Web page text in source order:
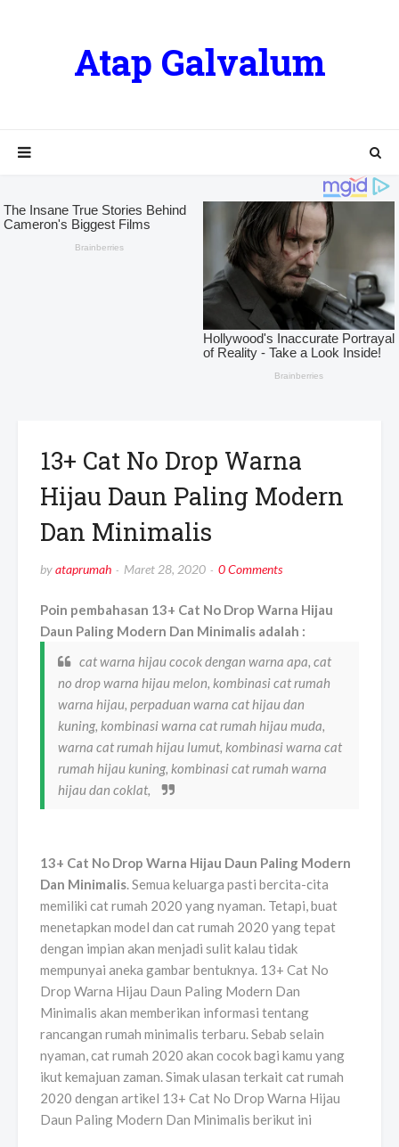
Atap Galvalum
13+ Cat No Drop Warna
Hijau Daun Paling Modern
Dan Minimalis
byataprumah Maret 28, 2020 0 Comments
Poin pembahasan 13+ Cat No Drop Warna Hijau
Daun Paling Modern Dan Minimalis adalah :
cat warna hijau cocok dengan warna apa, cat
no drop warna hijau melon, kombinasi cat rumah
warna hijau, perpaduan warna cat hijau dan
kuning, kombinasi warna cat rumah hijau muda,
warna cat rumah hijau lumut, kombinasi warna cat
rumah hijau kuning, kombinasi cat rumah warna
hijau dan coklat,
13+ Cat No Drop Warna Hijau Daun Paling Modern
Dan Minimalis. Semua keluarga pasti bercita-cita
memiliki cat rumah 2020 yang nyaman. Tetapi, buat
menetapkan model dan cat rumah 2020 yang tepat
dengan impian akan menjadi sulit kalau tidak
mempunyai aneka gambar bentuknya. 13+ Cat No
Drop Warna Hijau Daun Paling Modern Dan
Minimalis akan memberikan informasi tentang
rancangan rumah minimalis terbaru. Sebab selain
nyaman, cat rumah 2020 akan cocok bagi kamu yang
ikut kemajuan zaman. Simak ulasan terkait cat rumah
2020 dengan artikel 13+ Cat No Drop Warna Hijau
Daun Paling Modern Dan Minimalis berikut ini